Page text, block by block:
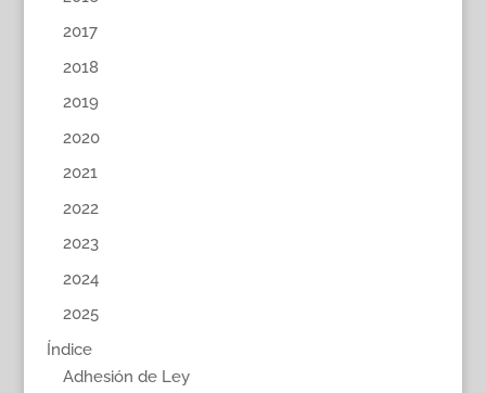
2017
2018
2019
2020
2021
2022
2023
2024
2025
Índice
Adhesión de Ley